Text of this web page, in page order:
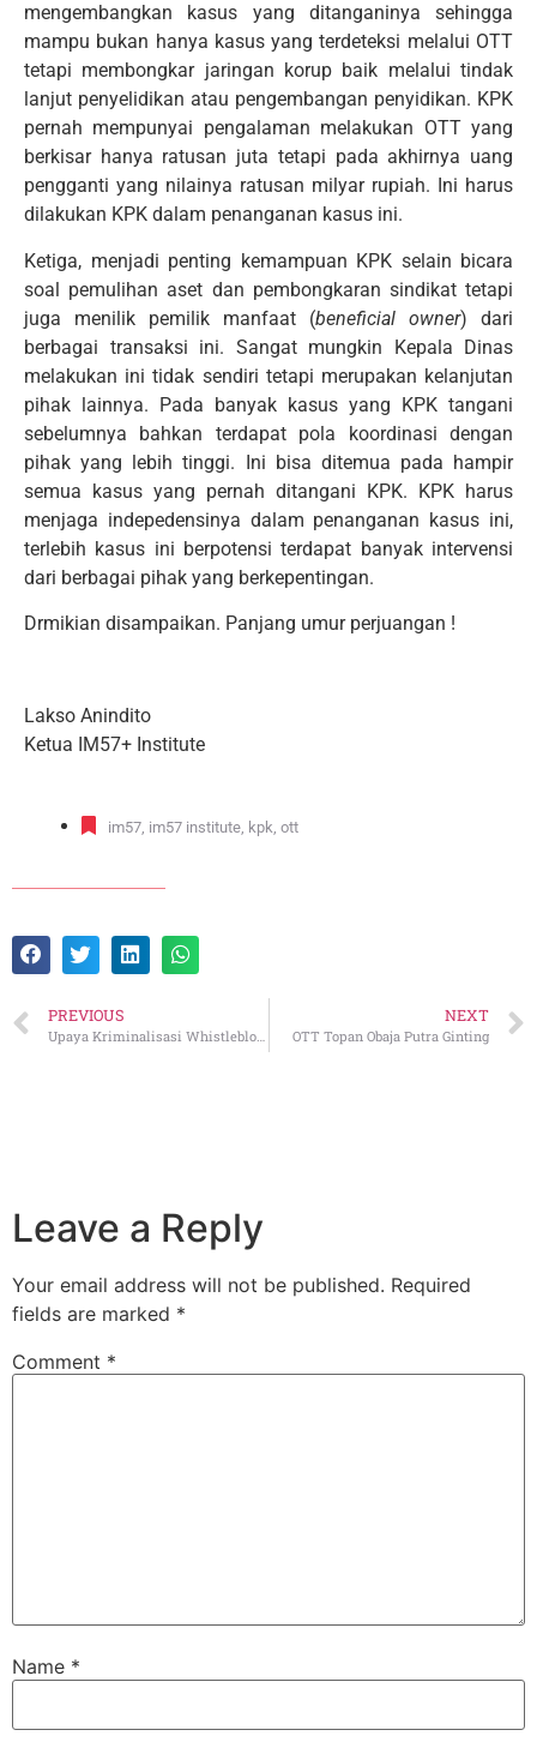
mengembangkan kasus yang ditanganinya sehingga
mampu bukan hanya kasus yang terdeteksi melalui OTT
tetapi membongkar jaringan korup baik melalui tindak
lanjut penyelidikan atau pengembangan penyidikan. KPK
pernah mempunyai pengalaman melakukan OTT yang
berkisar hanya ratusan juta tetapi pada akhirnya uang
pengganti yang nilainya ratusan milyar rupiah. Ini harus
dilakukan KPK dalam penanganan kasus ini.
Ketiga, menjadi penting kemampuan KPK selain bicara
soal pemulihan aset dan pembongkaran sindikat tetapi
juga menilik pemilik manfaat (beneficial owner) dari
berbagai transaksi ini. Sangat mungkin Kepala Dinas
melakukan ini tidak sendiri tetapi merupakan kelanjutan
pihak lainnya. Pada banyak kasus yang KPK tangani
sebelumnya bahkan terdapat pola koordinasi dengan
pihak yang lebih tinggi. Ini bisa ditemua pada hampir
semua kasus yang pernah ditangani KPK. KPK harus
menjaga indepedensinya dalam penanganan kasus ini,
terlebih kasus ini berpotensi terdapat banyak intervensi
dari berbagai pihak yang berkepentingan.
Drmikian disampaikan. Panjang umur perjuangan !
Lakso Anindito
Ketua IM57+ Institute
im57, im57 institute, kpk, ott
PREVIOUS NEXT
OTT Topan Obaja Putra Ginting
Leave a Reply
Your email address will not be published. Required
fields are marked *
Comment *
Name *